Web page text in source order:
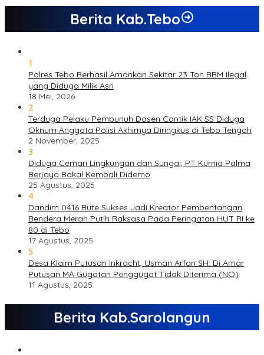
Berita Kab.Tebo
1
Polres Tebo Berhasil Amankan Sekitar 23 Ton BBM Ilegal
yang Diduga Milik Asri
18 Mei, 2026
2
Terduga Pelaku Pembunuh Dosen Cantik IAK SS Diduga
Oknum Anggota Polisi Akhirnya Diringkus di Tebo Tengah
2 November, 2025
3
Diduga Cemari Lingkungan dan Sungai, PT Kurnia Palma
Berjaya Bakal Kembali Didemo
25 Agustus, 2025
4
Dandim 0416 Bute Sukses Jadi Kreator Pembentangan
Bendera Merah Putih Raksasa Pada Peringatan HUT RI ke
80 di Tebo
17 Agustus, 2025
5
Desa Klaim Putusan Inkracht, Usman Arfan SH: Di Amar
Putusan MA Gugatan Penggugat Tidak Diterima (NO)
11 Agustus, 2025
Berita Kab.Sarolangun